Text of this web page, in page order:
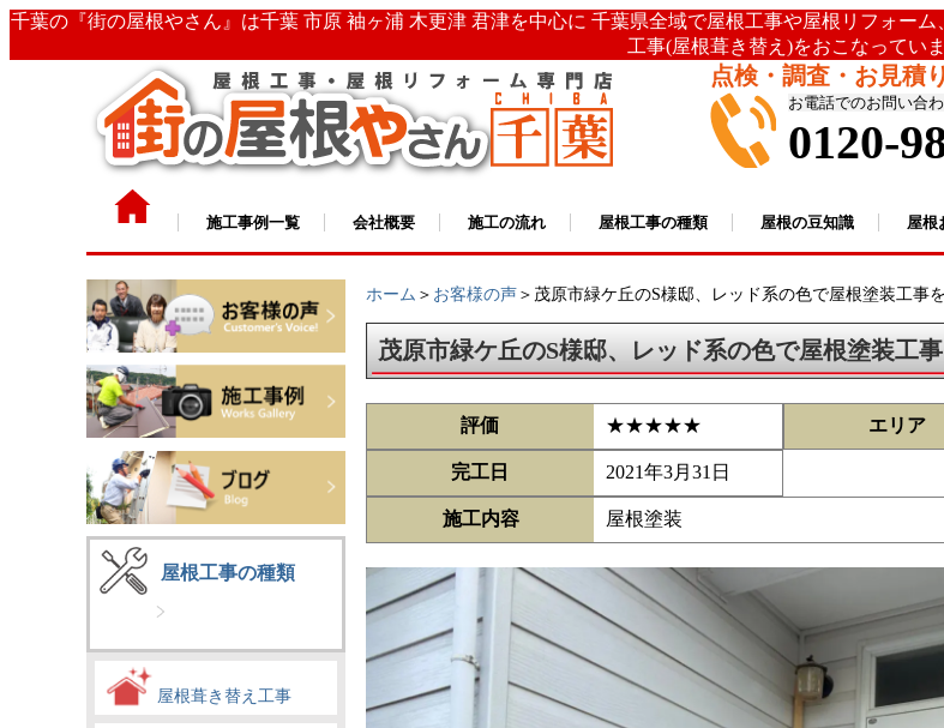
千葉の『街の屋根やさん』は千葉 市原 袖ヶ浦 木更津 君津を中心に 千葉県全域で屋根工事や屋根リフォー
工事(屋根葺き替え)をおこなっていま
点検・調査・お見積り
お電話でのお問い合
0120-
施工事例一覧 会社概要 施工の流れ 屋根工事の種類 屋根の豆知識 屋根
屋根工事の種類
屋根葺き替え工事
ホーム ＞ お客様の声 ＞茂原市緑ケ丘のS様邸、レッド系の色で屋根塗装工事
茂原市緑ケ丘のS様邸、レッド系の色で屋根塗装工
評価 ★★★★★ エリア
完工日 2021年3月31日
施工内容 屋根塗装